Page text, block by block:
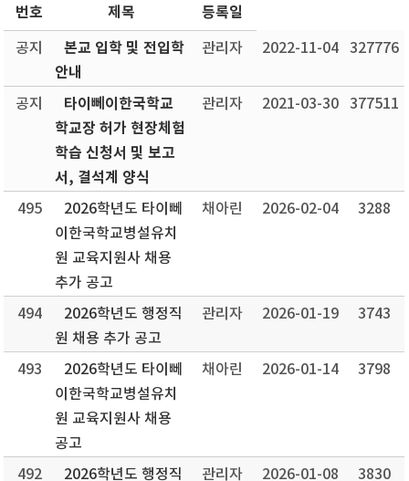
번호 제목 등록일
공지
본교 입학 및 전입학
안내
관리자 2022-11-04 327776
공지
타이뻬이한국학교
학교장 허가 현장체험
학습 신청서 및 보고
서, 결석계 양식
관리자 2021-03-30 377511
495
2026학년도 타이뻬
이한국학교병설유치
원 교육지원사 채용
추가 공고
채아린 2026-02-04 3288
494
2026학년도 행정직
원 채용 추가 공고
관리자 2026-01-19 3743
493
2026학년도 타이뻬
이한국학교병설유치
원 교육지원사 채용
공고
채아린 2026-01-14 3798
492
2026학년도 행정직
관리자 2026-01-08 3830